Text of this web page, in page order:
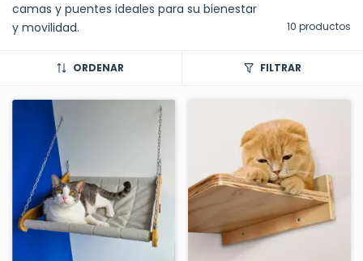
camas y puentes ideales para su bienestar
y movilidad.
10 productos
ORDENAR FILTRAR